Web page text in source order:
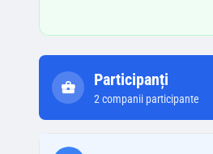
Participanți
2 companii participante